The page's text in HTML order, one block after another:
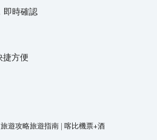
即時確認
捷方便
旅遊攻略旅遊指南 | 喀比機票+酒